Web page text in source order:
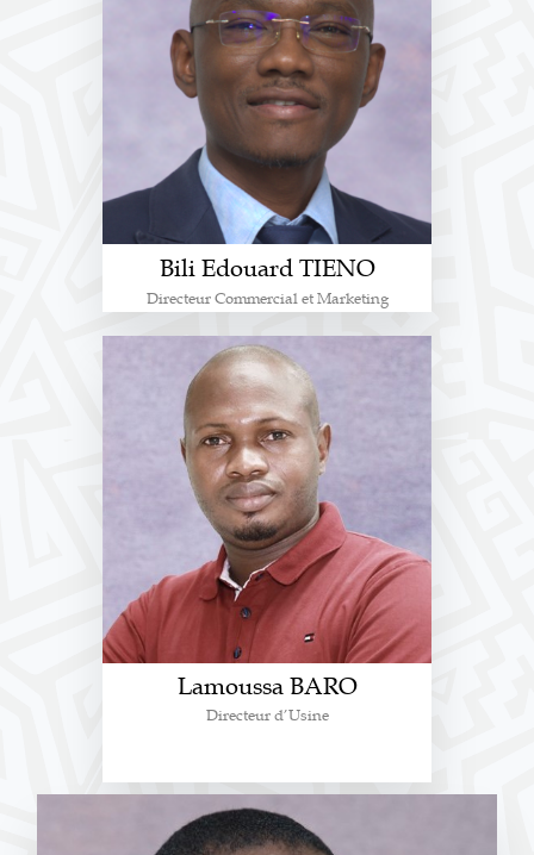
Bili Edouard TIENO
Directeur Commercial et Marketing
Lamoussa BARO
Directeur d’Usine